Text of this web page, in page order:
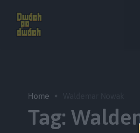
Home
Tag: